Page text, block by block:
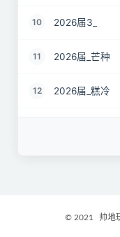
10 2026届3_
11 2026届_芒种
12 2026届_糕冷
© 2021 帅地